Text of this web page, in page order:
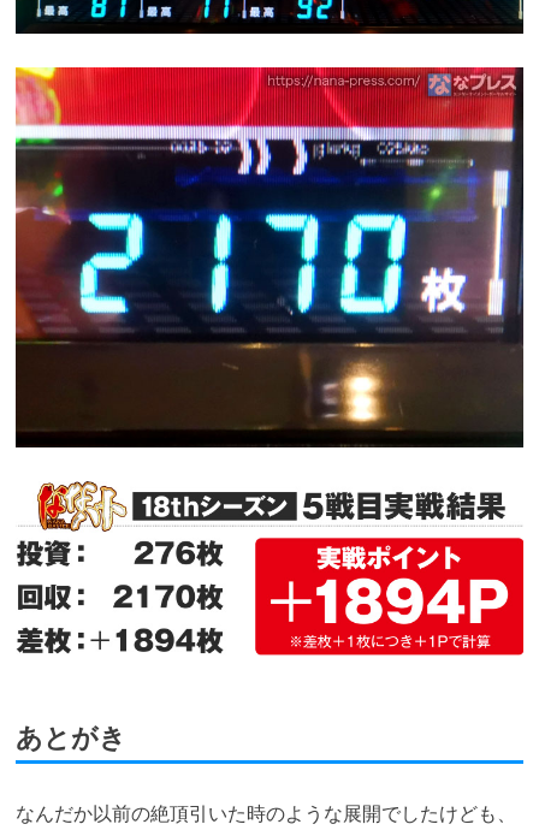
あとがき
なんだか以前の絶頂引いた時のような展開でしたけども、